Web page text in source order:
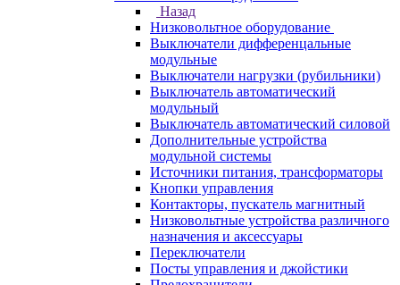
Назад
Низковольтное оборудование
Выключатели дифференцальные
модульные
Выключатели нагрузки (рубильники)
Выключатель автоматический
модульный
Выключатель автоматический силовой
Дополнительные устройства
модульной системы
Источники питания, трансформаторы
Кнопки управления
Контакторы, пускатель магнитный
Низковольтные устройства различного
назначения и аксессуары
Переключатели
Посты управления и джойстики